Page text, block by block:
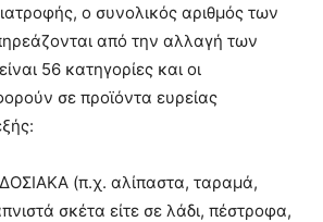
ο συνολικός αριθμός των
από την αλλαγή των
56 κατηγορίες και οι
σε προϊόντα ευρείας
(π.χ. αλίπαστα, ταραμά,
σκέτα είτε σε λάδι, πέστροφα,